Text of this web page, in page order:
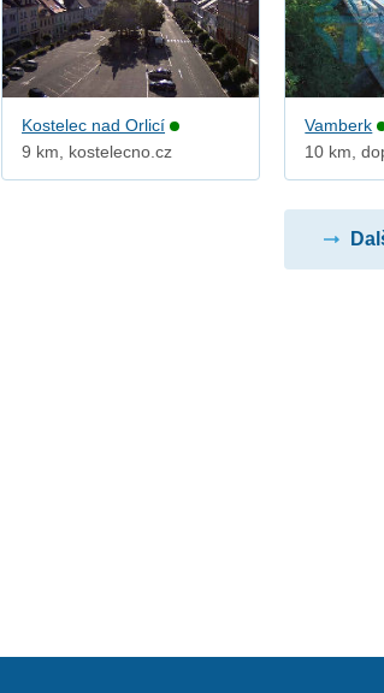
Kostelec nad Orlicí
9 km, kostelecno.cz
Vamberk
10 km,